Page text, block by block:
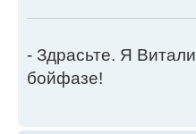
- Здрасьте. Я
бойфазе!